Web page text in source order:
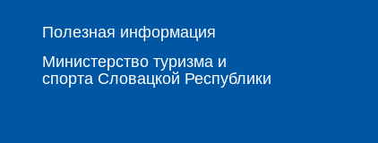
Полезная информация
Министерство туризма и
спорта Словацкой Республики